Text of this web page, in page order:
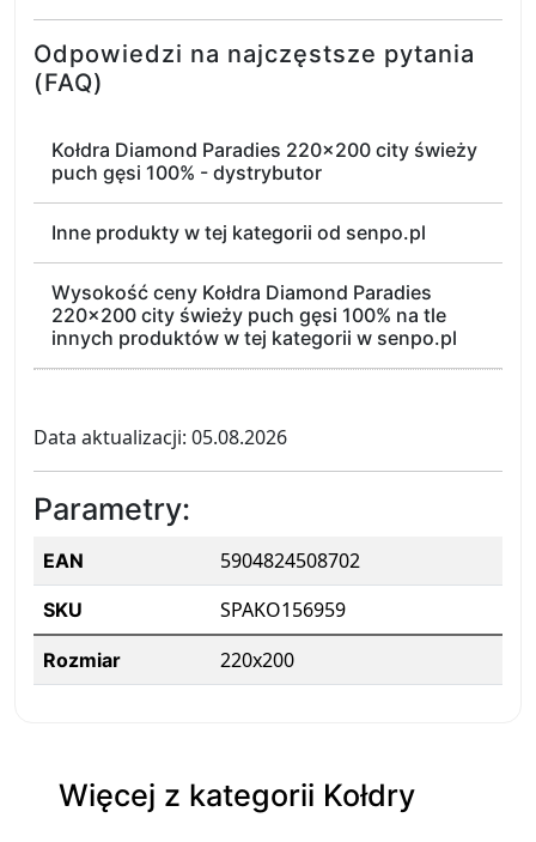
Odpowiedzi na najczęstsze pytania
(FAQ)
Kołdra Diamond Paradies 220x200 city świeży
puch gęsi 100% - dystrybutor
Inne produkty w tej kategorii od senpo.pl
Wysokość ceny Kołdra Diamond Paradies
220x200 city świeży puch gęsi 100% na tle
innych produktów w tej kategorii w senpo.pl
Data aktualizacji: 05.08.2026
Parametry:
EAN 5904824508702
SKU SPAKO156959
Rozmiar 220x200
Więcej z kategorii Kołdry